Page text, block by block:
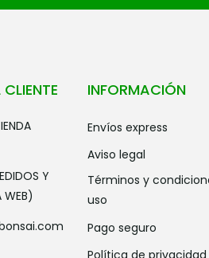
Y
WEB)
INFORMACIÓN
envíos express
aviso legal
términos y condiciones de
uso
pago seguro
política de privacidad